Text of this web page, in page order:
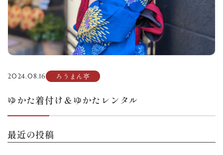
2024.08.16 ろうまん亭
ゆかた着付け＆ゆかたレンタル
最近の投稿